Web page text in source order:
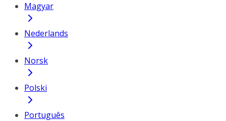
Magyar
Nederlands
Norsk
Polski
Português